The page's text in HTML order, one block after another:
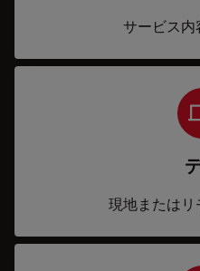
サービス
現地または